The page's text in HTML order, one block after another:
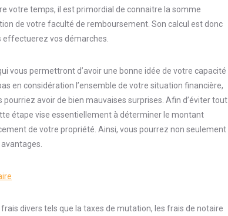
votre temps, il est primordial de connaitre la somme
de votre faculté de remboursement. Son calcul est donc
vos démarches.
vous permettront d’avoir une bonne idée de votre capacité
en considération l’ensemble de votre situation financière,
avoir de bien mauvaises surprises. Afin d’éviter tout
étape vise essentiellement à déterminer le montant
de votre propriété. Ainsi, vous pourrez non seulement
divers tels que la taxes de mutation, les frais de notaire